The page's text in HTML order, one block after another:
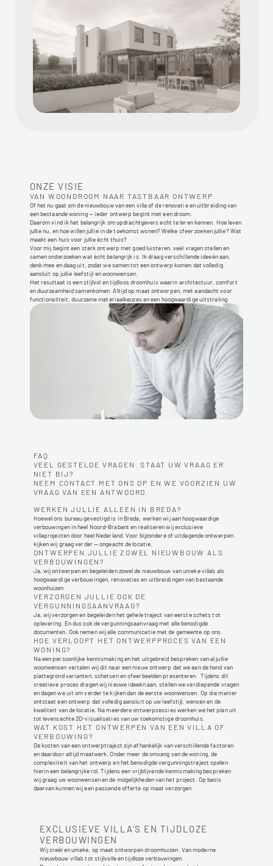
ONZE VISIE
VAN WOONDROOM NAAR TASTBAAR ONTWERP.
Of het nu gaat om de nieuwbouw van een villa of de renovatie en uitbreiding van
een bestaande woning — ieder ontwerp begint met een droom.
Daarom vind ik het belangrijk om opdrachtgevers echt te leren kennen. Hoe leven
jullie nu, en hoe willen jullie in de toekomst wonen? Welke sfeer zoeken jullie? Wat
maakt een huis voor jullie écht thuis?
Voor mij begint een sterk ontwerp met goed luisteren, veel vragen stellen en
samen onderzoeken wat écht belangrijk is. Ik draag verschillende ideeën aan,
denk mee en daag uit, zodat we samen tot een ontwerp komen dat volledig
aansluit op jullie leefstijl en woonwensen.
Het resultaat is een stijlvol en tijdloos droomhuis waarin architectuur, comfort
en duurzaamheid samenkomen. Altijd op maat ontworpen, met aandacht voor
functionaliteit, duurzame materiaalkeuzes en een hoogwaardige uitstraling.
FAQ
VEEL GESTELDE VRAGEN. STAAT UW VRAAG ER
NIET BIJ?
NEEM CONTACT MET ONS OP EN WE VOORZIEN UW
VRAAG VAN EEN ANTWOORD.
WERKEN JULLIE ALLEEN IN BREDA?
Hoewel ons bureau gevestigd is in Breda, werken wij aan hoogwaardige
verbouwingen in heel Noord-Brabant en realiseren wij exclusieve
villaprojecten door heel Nederland. Voor bijzondere of uitdagende ontwerpen
kijken wij graag verder — ongeacht de locatie.
ONTWERPEN JULLIE ZOWEL NIEUWBOUW ALS
VERBOUWINGEN?
Ja, wij ontwerpen en begeleiden zowel de nieuwbouw van unieke villa’s als
hoogwaardige verbouwingen, renovaties en uitbreidingen van bestaande
woonhuizen.
VERZORGEN JULLIE OOK DE
VERGUNNINGSAANVRAAG?
Ja, wij verzorgen en begeleiden het gehele traject van eerste schets tot
oplevering. En dus ook de vergunningsaanvraag met alle benodigde
documenten. Ook nemen wij alle communicatie met de gemeente op ons.
HOE VERLOOPT HET ONTWERPPROCES VAN EEN
WONING?
Na een persoonlijke kennismaking en het uitgebreid bespreken van al jullie
woonwensen vertalen wij dit naar een nieuw ontwerp dat we aan de hand van
plattegrond varianten, schetsen en sfeerbeelden presenteren.  Tijdens dit
creatieve proces dragen wij nieuwe ideeën aan, stellen we verdiepende vragen
en dagen we uit om verder te kijken dan de eerste woonwensen. Op die manier
ontstaat een ontwerp dat volledig aansluit op uw leefstijl, wensen en de
kwaliteit van de locatie. Na meerdere ontwerpsessies werken we het plan uit
tot levensechte 3D-visualisaties van uw toekomstige droomhuis.
WAT KOST HET ONTWERPEN VAN EEN VILLA OF
VERBOUWING?
De kosten van een ontwerptraject zijn afhankelijk van verschillende factoren
en daardoor altijd maatwerk. Onder meer de omvang van de woning, de
complexiteit van het ontwerp en het benodigde vergunningstraject spelen
hierin een belangrijke rol. Tijdens een vrijblijvende kennismaking bespreken
wij graag uw woonwensen en de mogelijkheden van het project. Op basis
daarvan kunnen wij een passende offerte op maat verzorgen.
EXCLUSIEVE VILLA’S EN TIJDLOZE
VERBOUWINGEN
Wij creëren unieke, op maat ontworpen droomhuizen. Van moderne
nieuwbouw villa’s tot stijlvolle en tijdloze verbouwingen.